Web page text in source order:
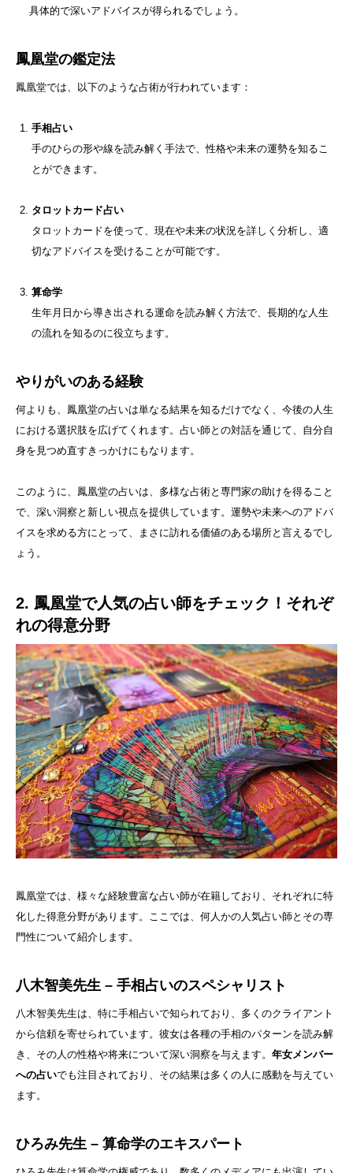
具体的で深いアドバイスが得られるでしょう。
鳳凰堂の鑑定法
鳳凰堂では、以下のような占術が行われています：
手相占い
手のひらの形や線を読み解く手法で、性格や未来の運勢を知るこ
とができます。
タロットカード占い
タロットカードを使って、現在や未来の状況を詳しく分析し、適
切なアドバイスを受けることが可能です。
算命学
生年月日から導き出される運命を読み解く方法で、長期的な人生
の流れを知るのに役立ちます。
やりがいのある経験
何よりも、鳳凰堂の占いは単なる結果を知るだけでなく、今後の人生
における選択肢を広げてくれます。占い師との対話を通じて、自分自
身を見つめ直すきっかけにもなります。
このように、鳳凰堂の占いは、多様な占術と専門家の助けを得ること
で、深い洞察と新しい視点を提供しています。運勢や未来へのアドバ
イスを求める方にとって、まさに訪れる価値のある場所と言えるでし
ょう。
2. 鳳凰堂で人気の占い師をチェック！それぞ
れの得意分野
鳳凰堂では、様々な経験豊富な占い師が在籍しており、それぞれに特
化した得意分野があります。ここでは、何人かの人気占い師とその専
門性について紹介します。
八木智美先生 – 手相占いのスペシャリスト
八木智美先生は、特に手相占いで知られており、多くのクライアント
から信頼を寄せられています。彼女は各種の手相のパターンを読み解
き、その人の性格や将来について深い洞察を与えます。 年女メンバー
への占いでも注目されており、その結果は多くの人に感動を与えてい
ます。
ひろみ先生 – 算命学のエキスパート